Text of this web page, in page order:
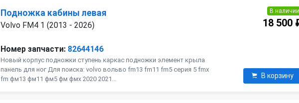
Подножка кабины левая
Volvo FM4 1 (2013 - 2026)
Номер запчасти: 82644146
Новый корпус подножки ступень каркас подножки элемент крыла
панель для ног Для поиска: volvo вольво fm13 fm11 fm5 серия 5 fmx
fm фм13 фм11 фм5 фм фмх 2020 2021...
В наличии
18 500
В корзину